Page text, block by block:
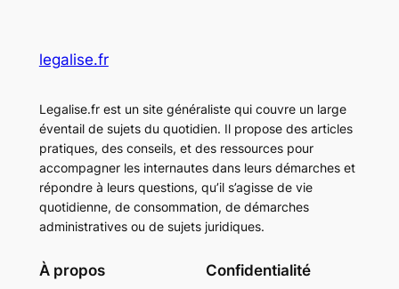
legalise.fr
Legalise.fr est un site généraliste qui couvre un large
éventail de sujets du quotidien. Il propose des articles
pratiques, des conseils, et des ressources pour
accompagner les internautes dans leurs démarches et
répondre à leurs questions, qu’il s’agisse de vie
quotidienne, de consommation, de démarches
administratives ou de sujets juridiques.
À propos Confidentialité